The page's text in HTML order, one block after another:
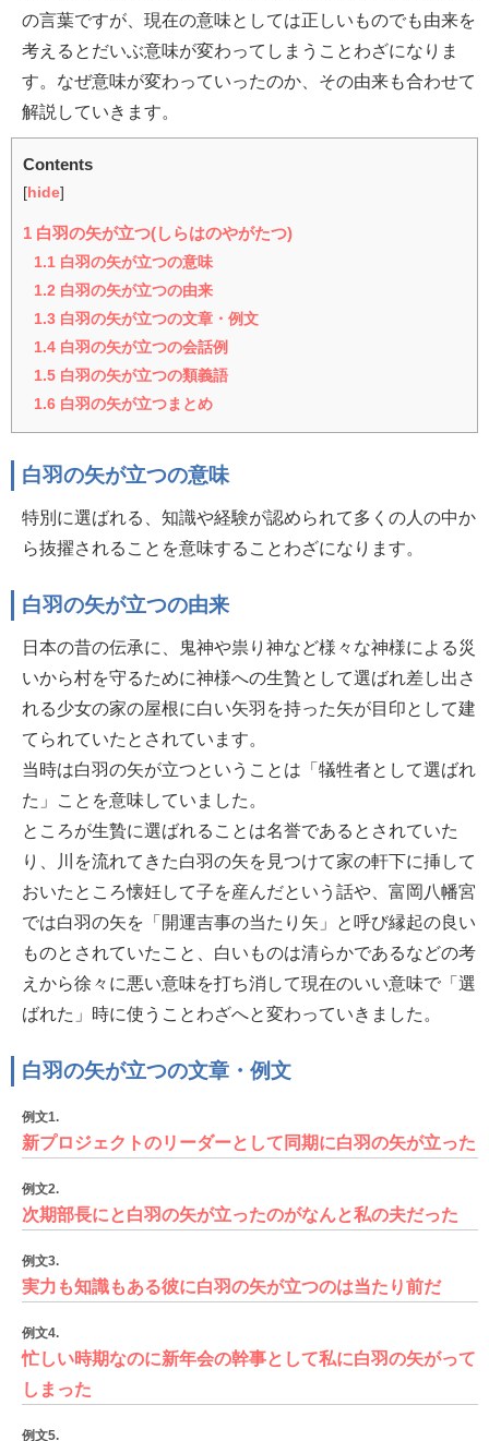
の言葉ですが、現在の意味としては正しいものでも由来を
考えるとだいぶ意味が変わってしまうことわざになりま
す。なぜ意味が変わっていったのか、その由来も合わせて
解説していきます。
Contents
[ hide]
1 白羽の矢が立つ(しらはのやがたつ)
1.1 白羽の矢が立つの意味
1.2 白羽の矢が立つの由来
1.3 白羽の矢が立つの文章・例文
1.4 白羽の矢が立つの会話例
1.5 白羽の矢が立つの類義語
1.6 白羽の矢が立つまとめ
白羽の矢が立つの意味
特別に選ばれる、知識や経験が認められて多くの人の中か
ら抜擢されることを意味することわざになります。
白羽の矢が立つの由来
日本の昔の伝承に、鬼神や祟り神など様々な神様による災
いから村を守るために神様への生贄として選ばれ差し出さ
れる少女の家の屋根に白い矢羽を持った矢が目印として建
てられていたとされています。
当時は白羽の矢が立つということは「犠牲者として選ばれ
た」ことを意味していました。
ところが生贄に選ばれることは名誉であるとされていた
り、川を流れてきた白羽の矢を見つけて家の軒下に挿して
おいたところ懐妊して子を産んだという話や、富岡八幡宮
では白羽の矢を「開運吉事の当たり矢」と呼び縁起の良い
ものとされていたこと、白いものは清らかであるなどの考
えから徐々に悪い意味を打ち消して現在のいい意味で「選
ばれた」時に使うことわざへと変わっていきました。
白羽の矢が立つの文章・例文
例文1.
新プロジェクトのリーダーとして同期に白羽の矢が立った
例文2.
次期部長にと白羽の矢が立ったのがなんと私の夫だった
例文3.
実力も知識もある彼に白羽の矢が立つのは当たり前だ
例文4.
忙しい時期なのに新年会の幹事として私に白羽の矢がって
しまった
例文5.